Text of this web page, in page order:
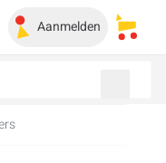
Aanmelden Mijn